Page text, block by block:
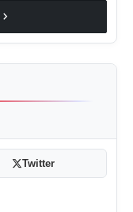
chevron_right
Twitter